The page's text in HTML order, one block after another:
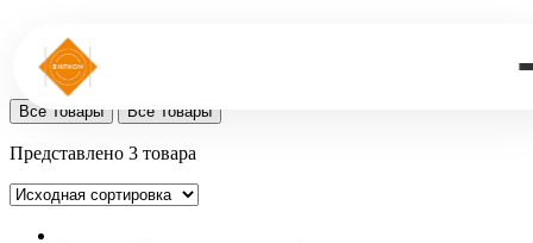
Все Товары Все Товары
Представлено 3 товара